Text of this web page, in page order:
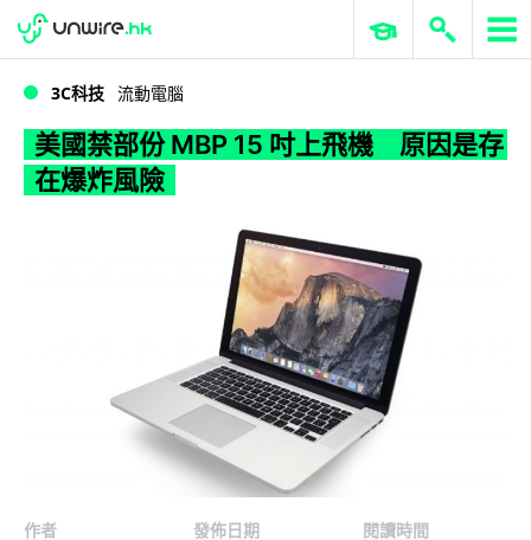
WWDC 2026 ERP 與商業 AI
3C科技 流動電腦
美國禁部份 MBP 15 吋上飛機 原因是存
在爆炸風險
作者
發佈日期
閱讀時間